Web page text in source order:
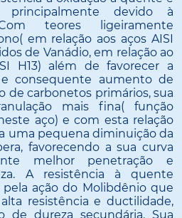
principalmente devido à
teores ligeiramente
em relação aos aços AISI
de Vanádio, em relação ao
H13) além de favorecer a
consequente aumento de
de carbonetos primários, sua
mais fina( função
aço) e com esta relação
uma pequena diminuição da
favorecendo a sua curva
melhor penetração e
A resistência à quente
ação do Molibdênio que
resistência e ductilidade,
de dureza secundária. Sua